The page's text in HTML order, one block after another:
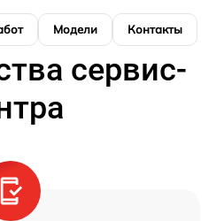
Модели Контакты
сервис-